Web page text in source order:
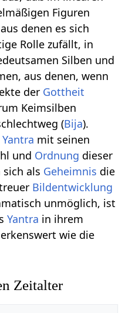
Figuren
denen es sich
Rolle zufällt, in
Silben und
aus denen, wenn
der Gottheit
Keimsilben
(Bija).
Yantra mit seinen
und Ordnung dieser
als Geheimnis die
Bildentwicklung
unmöglich, ist
Yantra in ihrem
wie die
Zeitalter